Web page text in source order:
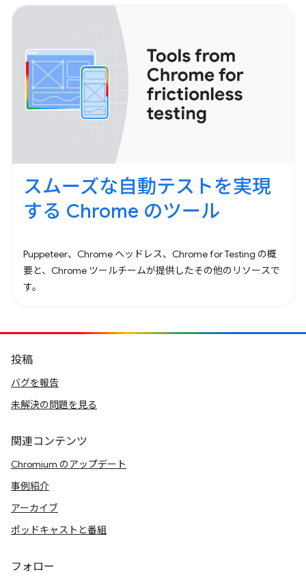
スムーズな自動テストを実現
する Chrome のツール
Puppeteer、Chrome ヘッドレス、Chrome for Testing の概
要と、Chrome ツールチームが提供したその他のリソースで
す。
投稿
バグを報告
未解決の問題を見る
関連コンテンツ
Chromium のアップデート
事例紹介
アーカイブ
ポッドキャストと番組
フォロー